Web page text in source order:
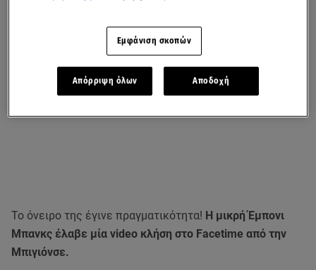
Το όνειρο της έγινε πραγματικότητα! Η μικρή Έμπονι
Μπανκς έλαβε μία video κλήση στο Facetime από την
Μπιγιόνσε.
Εμφάνιση σκοπών
Απόρριψη όλων Αποδοχή